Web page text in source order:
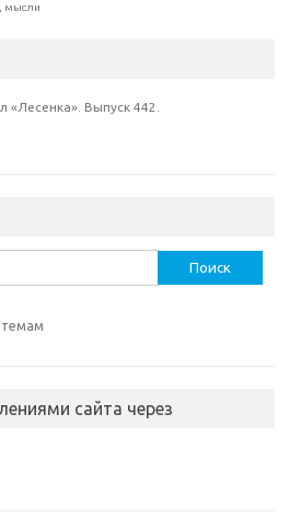
мысли
«Лесенка». Выпуск 442.
темам
сайта через